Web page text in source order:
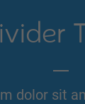
dolor sit